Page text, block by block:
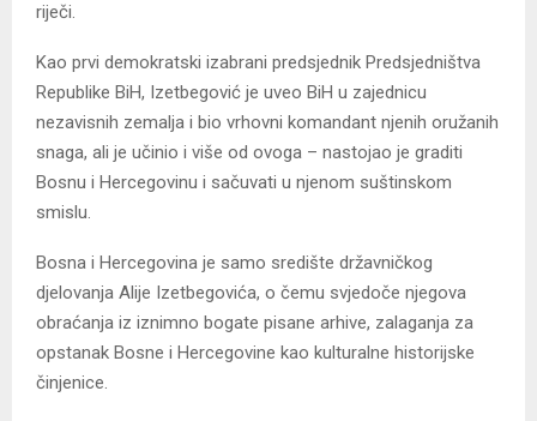
riječi.
Kao prvi demokratski izabrani predsjednik Predsjedništva
Republike BiH, Izetbegović je uveo BiH u zajednicu
nezavisnih zemalja i bio vrhovni komandant njenih oružanih
snaga, ali je učinio i više od ovoga – nastojao je graditi
Bosnu i Hercegovinu i sačuvati u njenom suštinskom
smislu.
Bosna i Hercegovina je samo središte državničkog
djelovanja Alije Izetbegovića, o čemu svjedoče njegova
obraćanja iz iznimno bogate pisane arhive, zalaganja za
opstanak Bosne i Hercegovine kao kulturalne historijske
činjenice.